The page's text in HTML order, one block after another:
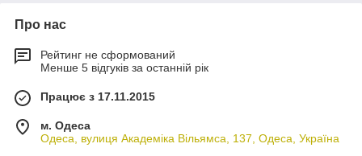
Про нас
Рейтинг не сформований
Менше 5 відгуків за останній рік
Працює з 17.11.2015
м. Одеса
Одеса, вулиця Академіка Вільямса, 137, Одеса, Україна